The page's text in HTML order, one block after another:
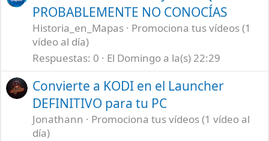
PROBABLEMENTE NO CONOCÍAS
Historia_en_Mapas
Promociona tus vídeos (1
vídeo al día)
Respuestas 0 El Domingo a la(s) 22:29
Convierte a KODI en el Launcher
DEFINITIVO para tu PC
Jonathann
Promociona tus vídeos (1 vídeo al
día)